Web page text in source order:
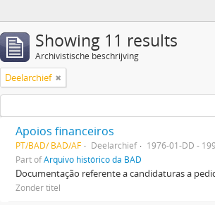
Showing 11 results
Archivistische beschrijving
Deelarchief
Apoios financeiros
PT/BAD/ BAD/AF Deelarchief
1976-01-DD -
Part ofArquivo histórico da BAD
Documentação referente a candidaturas a
Zonder titel